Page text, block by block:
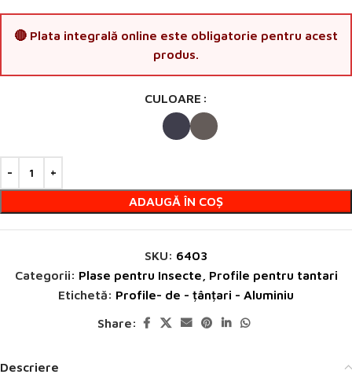
🔴 Plata integrală online este obligatorie pentru acest
produs.
CULOARE
ADAUGĂ ÎN COȘ
SKU: 6403
Categorii: Plase pentru Insecte
Profile pentru tantari
Etichetă: Profile- de - țânțari - Aluminiu
Share:
Descriere